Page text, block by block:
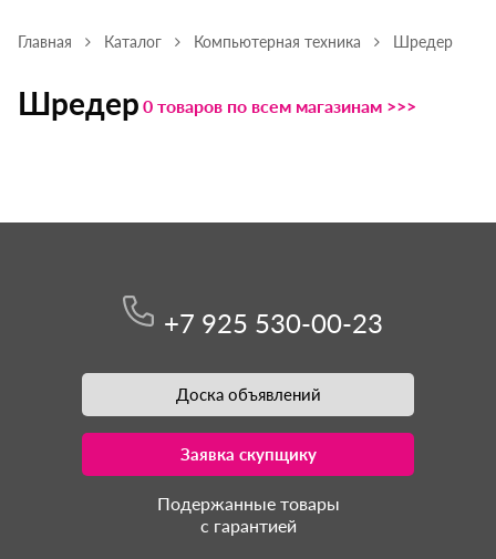
Главная Каталог Компьютерная техника Шредер
Шредер 0 товаров по всем магазинам >>>
+7 925 530-00-23
Доска объявлений
Заявка скупщику
Подержанные товары
с гарантией